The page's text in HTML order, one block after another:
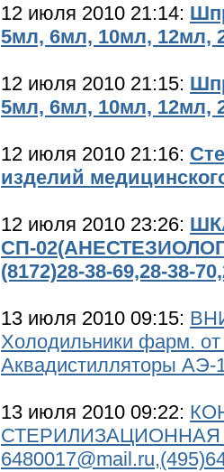
12 июля 2010 21:14:
5мл, 6мл, 10мл, 12мл,
12 июля 2010 21:15:
5мл, 6мл, 10мл, 12мл,
12 июля 2010 21:16:
изделий
12 июля 2010 23:26:
СП-
(8172)28-38-69,28-38-
13 июля 2010 09:15:
Холодильники фарм.
Аквадистилляторы АЭ-
13 июля 2010 09:22:
СТЕРИЛИЗАЦИОННАЯ